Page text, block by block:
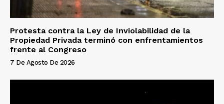
Protesta contra la Ley de Inviolabilidad de la
Propiedad Privada terminó con enfrentamientos
frente al Congreso
7 De Agosto De 2026